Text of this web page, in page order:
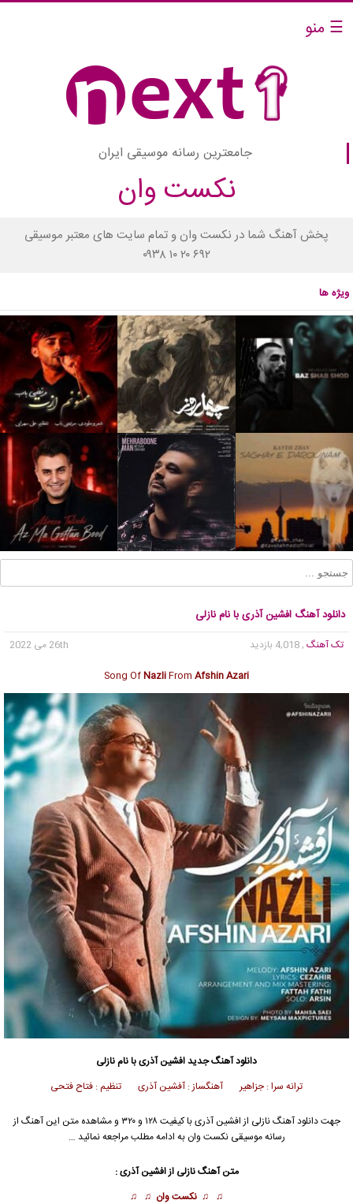
☰ منو
جامعترین رسانه موسیقی ایران
نکست وان
پخش آهنگ شما در نکست وان و تمام سایت های معتبر موسیقی
۰۹۳۸ ۱۰ ۲۰ ۶۹۲
ویژه ها
دانلود آهنگ افشین آذری با نام نازلی
تک آهنگ , 4,018 بازدید
26th می 2022
Song OfNazliFrom Afshin Azari
دانلود آهنگ جدیدافشین آذریبا نام نازلی
ترانه سرا : جزاهیر آهنگساز : آفشین آذری تنظیم : فتاح فتحی
جهت دانلود آهنگ نازلی از افشین آذری
با کیفیت ۱۲۸ و ۳۲۰ و مشاهده متن این آهنگ از
رسانه موسیقی نکست وان به ادامه مطلب مراجعه نمائید …
متن آهنگ نازلی ازافشین آذری:
♫ ♫ نکست وان ♫ ♫